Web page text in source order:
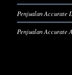
Penjualan Accurate
Penjualan Accurate